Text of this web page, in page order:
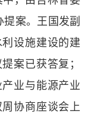
提案。王国发副
设施建设的建
案已获答复；
业与能源产业
协商座谈会上